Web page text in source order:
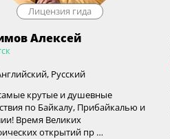
Лицензия гида
Алексей
Русский
крутые и душевные
по Байкалу, Прибайкалью и
Время Великих
открытий пр …